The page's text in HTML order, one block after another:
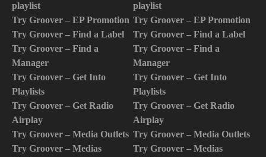
playlist
Try Groover – EP Promotion
Try Groover – Find a Label
Try Groover – Find a
Manager
Try Groover – Get Into
Playlists
Try Groover – Get Radio
Airplay
Try Groover – Media Outlets
Try Groover – Medias
playlist
Try Groover – EP Promotion
Try Groover – Find a Label
Try Groover – Find a
Manager
Try Groover – Get Into
Playlists
Try Groover – Get Radio
Airplay
Try Groover – Media Outlets
Try Groover – Medias